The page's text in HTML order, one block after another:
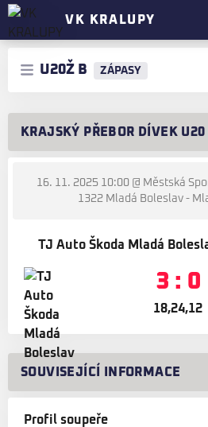
VK KRALUPY
U20Ž B ZÁPASY
KRAJSKÝ PŘEBOR DÍVEK
16. 11. 2025 10:00@ Městská
1322 Mladá Boleslav -
TJ Auto Škoda Mladá
3 : 0
18,24,12
SOUVISEJÍCÍ INFORMACE
Profil soupeře